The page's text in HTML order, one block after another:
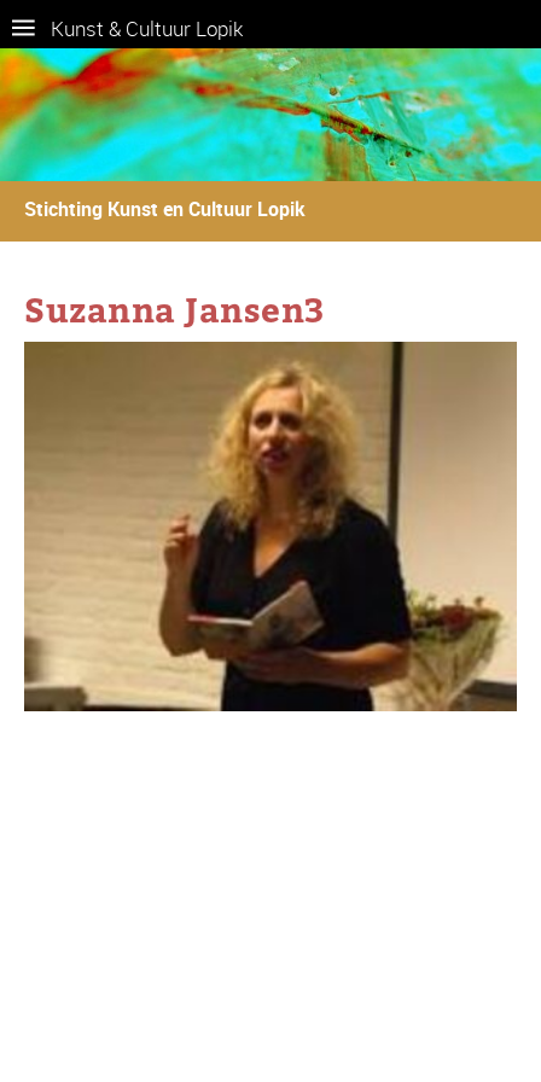
Kunst & Cultuur Lopik
Stichting Kunst en Cultuur Lopik
Suzanna Jansen3